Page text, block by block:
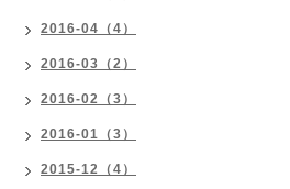
2016-04（4）
2016-03（2）
2016-02（3）
2016-01（3）
2015-12（4）